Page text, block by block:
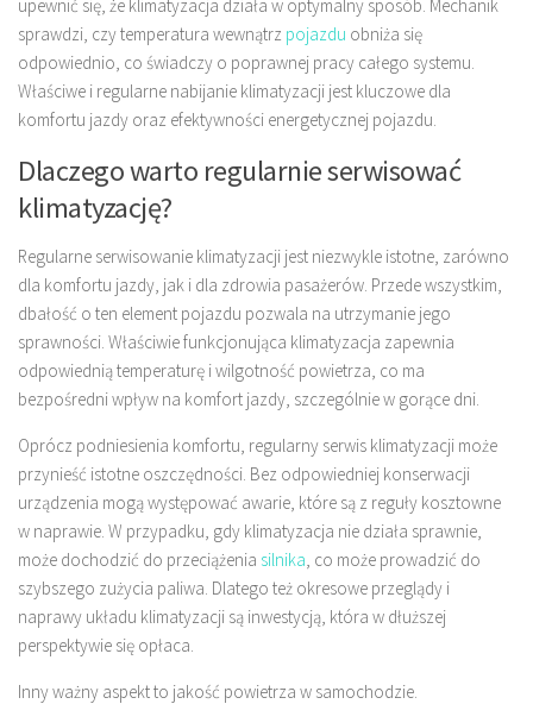
upewnić się, że klimatyzacja działa w optymalny sposób. Mechanik
sprawdzi, czy temperatura wewnątrz pojazdu obniża się
odpowiednio, co świadczy o poprawnej pracy całego systemu.
Właściwe i regularne nabijanie klimatyzacji jest kluczowe dla
komfortu jazdy oraz efektywności energetycznej pojazdu.
Dlaczego warto regularnie serwisować
klimatyzację?
Regularne serwisowanie klimatyzacji jest niezwykle istotne, zarówno
dla komfortu jazdy, jak i dla zdrowia pasażerów. Przede wszystkim,
dbałość o ten element pojazdu pozwala na utrzymanie jego
sprawności. Właściwie funkcjonująca klimatyzacja zapewnia
odpowiednią temperaturę i wilgotność powietrza, co ma
bezpośredni wpływ na komfort jazdy, szczególnie w gorące dni.
Oprócz podniesienia komfortu, regularny serwis klimatyzacji może
przynieść istotne oszczędności. Bez odpowiedniej konserwacji
urządzenia mogą występować awarie, które są z reguły kosztowne
w naprawie. W przypadku, gdy klimatyzacja nie działa sprawnie,
może dochodzić do przeciążenia silnika, co może prowadzić do
szybszego zużycia paliwa. Dlatego też okresowe przeglądy i
naprawy układu klimatyzacji są inwestycją, która w dłuższej
perspektywie się opłaca.
Inny ważny aspekt to jakość powietrza w samochodzie.